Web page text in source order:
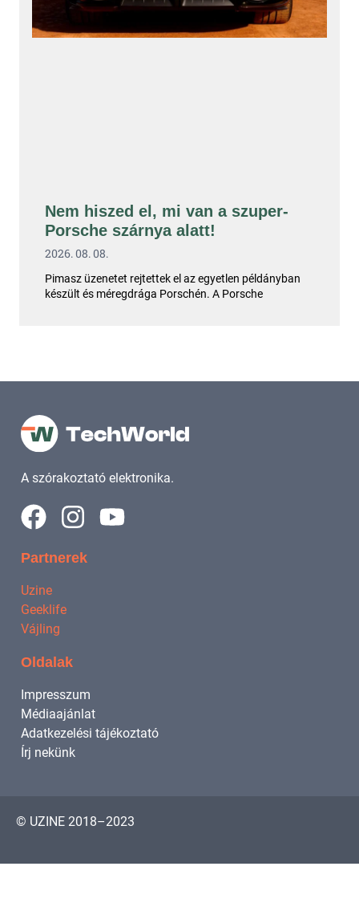
Nem hiszed el, mi van a szuper-
Porsche szárnya alatt!
2026. 08. 08.
Pimasz üzenetet rejtettek el az egyetlen példányban
készült és méregdrága Porschén. A Porsche
A szórakoztató elektronika.
Partnerek
Uzine
Geeklife
Vájling
Oldalak
Impresszum
Médiaajánlat
Adatkezelési tájékoztató
Írj nekünk
© UZINE 2018–2023